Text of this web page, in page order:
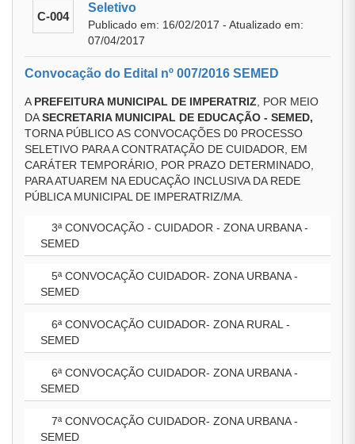
C-004
Seletivo
Publicado em: 16/02/2017 - Atualizado em:
07/04/2017
Convocação do Edital nº 007/2016 SEMED
A PREFEITURA MUNICIPAL DE IMPERATRIZ , POR MEIO
DASECRETARIA MUNICIPAL DE EDUCAÇÃO - SEMED,
TORNA PÚBLICO AS CONVOCAÇÕES D0 PROCESSO
SELETIVO PARA A CONTRATAÇÃO DE CUIDADOR, EM
CARÁTER TEMPORÁRIO, POR PRAZO DETERMINADO,
PARA ATUAREM NA EDUCAÇÃO INCLUSIVA DA REDE
PÚBLICA MUNICIPAL DE IMPERATRIZ/MA.
3ª CONVOCAÇÃO - CUIDADOR - ZONA URBANA -
SEMED
5ª CONVOCAÇÃO CUIDADOR- ZONA URBANA -
SEMED
6ª CONVOCAÇÃO CUIDADOR- ZONA RURAL -
SEMED
6ª CONVOCAÇÃO CUIDADOR- ZONA URBANA -
SEMED
7ª CONVOCAÇÃO CUIDADOR- ZONA URBANA -
SEMED